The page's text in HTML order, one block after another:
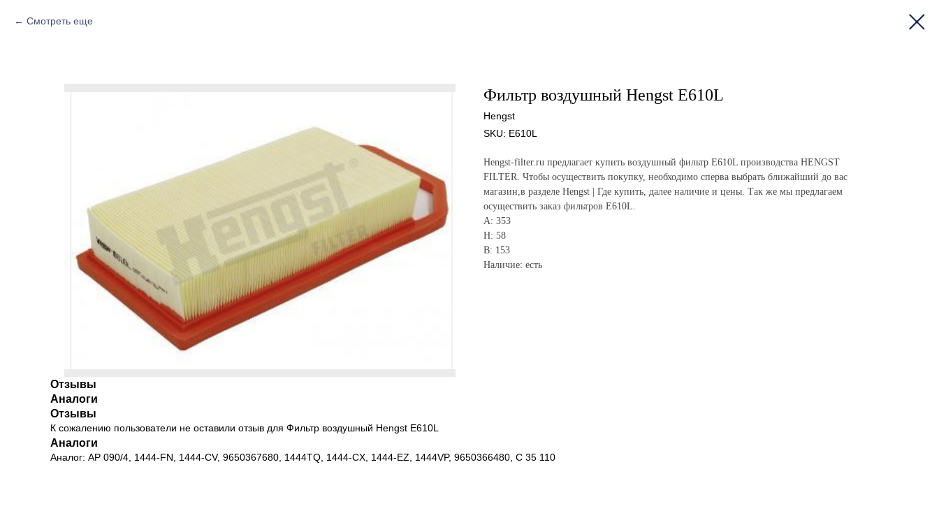
Смотреть еще
Фильтр воздушный Hengst E610L
Hengst
SKU: E610L
Hengst-filter.ru предлагает купить воздушный фильтр E610L производства HENGST
FILTER. Чтобы осуществить покупку, необходимо сперва выбрать ближайший до вас
магазин,в разделе Hengst | Где купить, далее наличие и цены. Так же мы предлагаем
осуществить заказ фильтров E610L.
A: 353
H: 58
B: 153
Наличие: есть
Отзывы
Аналоги
Отзывы
К сожалению пользователи не оставили отзыв для Фильтр воздушный Hengst E610L
Аналоги
Аналог: AP 090/4, 1444-FN, 1444-CV, 9650367680, 1444TQ, 1444-CX, 1444-EZ, 1444VP, 9650366480, C 35 110